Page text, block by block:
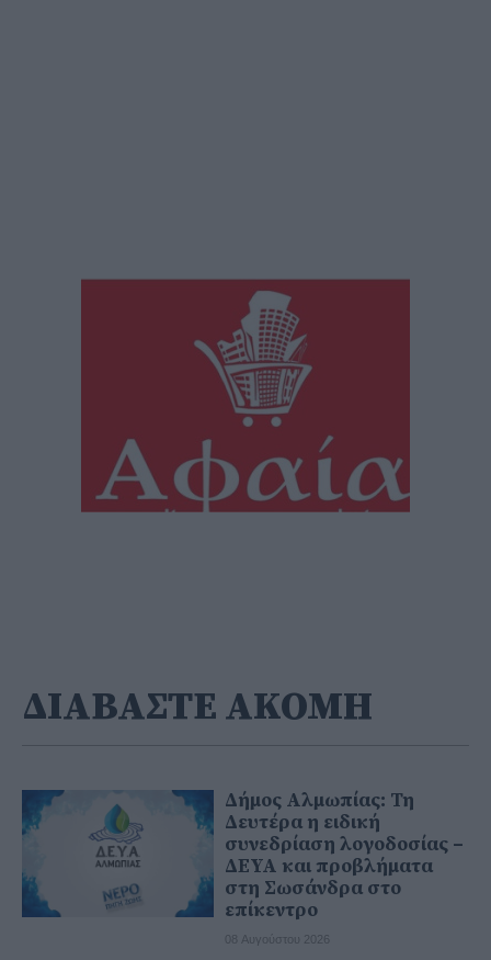
ΔΙΑΒΑΣΤΕ ΑΚΟΜΗ
Δήμος Αλμωπίας: Τη
Δευτέρα η ειδική
συνεδρίαση λογοδοσίας –
ΔΕΥΑ και προβλήματα
στη Σωσάνδρα στο
επίκεντρο
08 Αυγούστου 2026